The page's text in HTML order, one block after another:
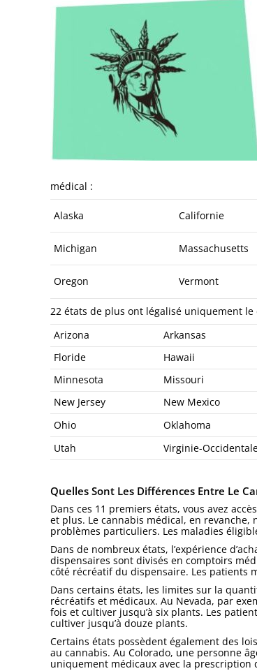
médical :
Alaska Californie
Michigan Massachusetts
Oregon Vermont
22 états de plus ont légalisé uniquement le
Arizona
Arkansas
Floride
Hawaii
Minnesota
Missouri
New Jersey
New Mexico
Ohio
Oklahoma
Utah
Virginie-
Quelles Sont Les Différences Entre Le
Dans ces 11 premiers états, vous avez
et plus. Le cannabis médical, en
problèmes particuliers. Les maladies
Dans de nombreux états, l’expérience
dispensaires sont divisés en comptoirs
côté récréatif du dispensaire. Les patients
Dans certains états, les limites sur la
récréatifs et médicaux. Au Nevada, par
fois et cultiver jusqu’à six plants. Les
cultiver jusqu’à douze plants.
Certains états possèdent également des
au cannabis. Au Colorado, une personne
uniquement médicaux avec la prescription